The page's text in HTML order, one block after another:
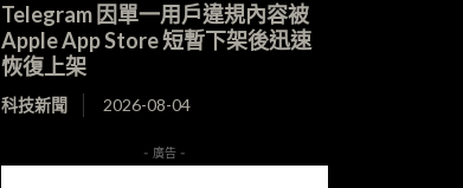
Telegram 因單一用戶違規內容被
Apple App Store 短暫下架後迅速
恢復上架
科技新聞 2026-08-04
- 廣告 -